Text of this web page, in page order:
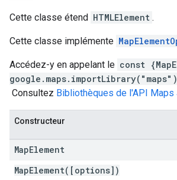
Cette classe étend HTMLElement .
Cette classe implémente
Accédez-y en appelant le const
google.maps.importLibrary("maps")
Consultez Bibliothèques de l'API Maps
Constructeur
MapElement
MapElement([options])